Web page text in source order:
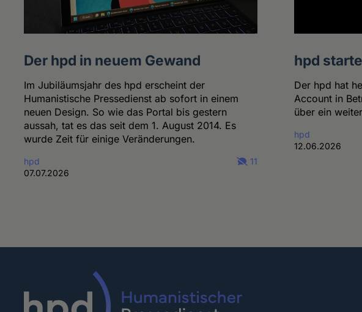
Der hpd in neuem Gewand
Im Jubiläumsjahr des hpd erscheint der
Humanistische Pressedienst ab sofort in einem
neuen Design. So wie das Portal bis gestern
aussah, tat es das seit dem 1. August 2014. Es
wurde Zeit für einige Veränderungen.
hpd
07.07.2026
11
hpd
Der hpd hat
Account in
über ein
hpd
12.06.2026